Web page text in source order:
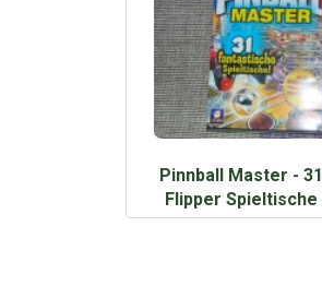
Pinnball Master - 31
Flipper Spieltische